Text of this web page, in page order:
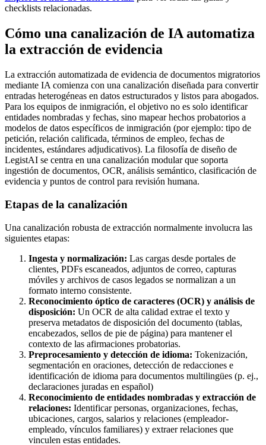
checklists relacionadas.
Cómo una canalización de IA automatiza
la extracción de evidencia
La extracción automatizada de evidencia de documentos migratorios
mediante IA comienza con una canalización diseñada para convertir
entradas heterogéneas en datos estructurados y listos para abogados.
Para los equipos de inmigración, el objetivo no es solo identificar
entidades nombradas y fechas, sino mapear hechos probatorios a
modelos de datos específicos de inmigración (por ejemplo: tipo de
petición, relación calificada, términos de empleo, fechas de
incidentes, estándares adjudicativos). La filosofía de diseño de
LegistAI se centra en una canalización modular que soporta
ingestión de documentos, OCR, análisis semántico, clasificación de
evidencia y puntos de control para revisión humana.
Etapas de la canalización
Una canalización robusta de extracción normalmente involucra las
siguientes etapas:
Ingesta y normalización: Las cargas desde portales de
clientes, PDFs escaneados, adjuntos de correo, capturas
móviles y archivos de casos legados se normalizan a un
formato interno consistente.
Reconocimiento óptico de caracteres (OCR) y análisis de
disposición: Un OCR de alta calidad extrae el texto y
preserva metadatos de disposición del documento (tablas,
encabezados, sellos de pie de página) para mantener el
contexto de las afirmaciones probatorias.
Preprocesamiento y detección de idioma: Tokenización,
segmentación en oraciones, detección de redacciones e
identificación de idioma para documentos multilingües (p. ej.,
declaraciones juradas en español)
Reconocimiento de entidades nombradas y extracción de
relaciones: Identificar personas, organizaciones, fechas,
ubicaciones, cargos, salarios y relaciones (empleador-
empleado, vínculos familiares) y extraer relaciones que
vinculen estas entidades.